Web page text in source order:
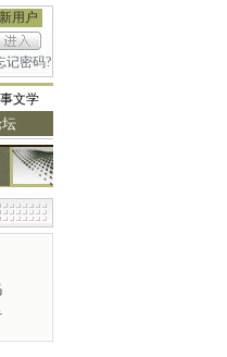
新用户
记密码?
文学